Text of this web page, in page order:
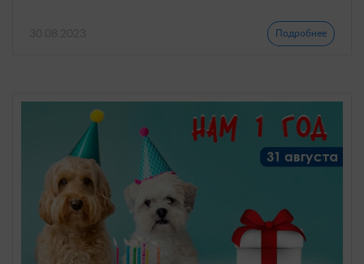
Подробнее